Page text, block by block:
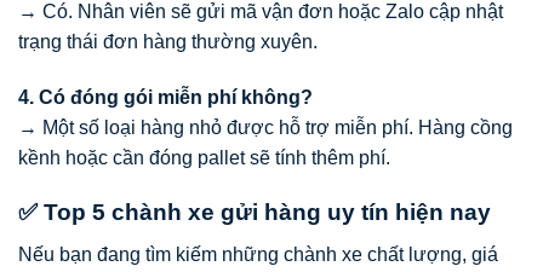
→ Có. Nhân viên sẽ gửi mã vận đơn hoặc Zalo cập nhật
trạng thái đơn hàng thường xuyên.
4. Có đóng gói miễn phí không?
→ Một số loại hàng nhỏ được hỗ trợ miễn phí. Hàng cồng
kềnh hoặc cần đóng pallet sẽ tính thêm phí.
✅ Top 5 chành xe gửi hàng uy tín hiện nay
Nếu bạn đang tìm kiếm những chành xe chất lượng, giá